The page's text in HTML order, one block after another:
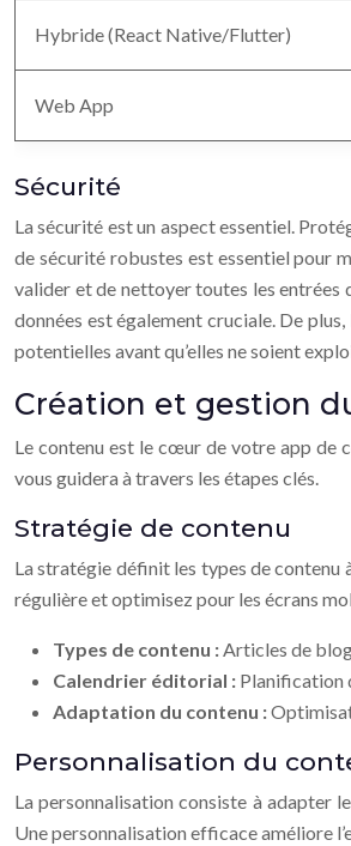
Hybride (React Native/Flutter)
Web App
Sécurité
La sécurité est un aspect essentiel.
de sécurité robustes est essentiel pour
valider et de nettoyer toutes les entrées
données est également cruciale. De
potentielles avant qu’elles ne soient
Création et gestion
Le contenu est le cœur de votre app de
vous guidera à travers les étapes clés.
Stratégie de contenu
La stratégie définit les types de
régulière et optimisez pour les écrans
Types de contenu :Articles de
Calendrier éditorial : Planification
Adaptation du contenu :
Personnalisation du
La personnalisation consiste à adapter
Une personnalisation efficace améliore